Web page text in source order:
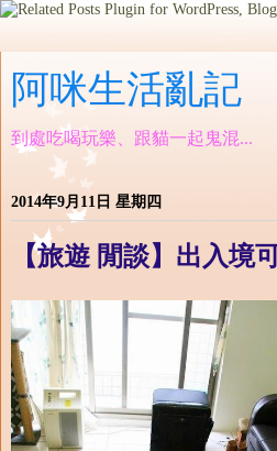
阿咪生活亂記
到處吃喝玩樂、跟貓一起鬼混...
2014年9月11日 星期四
【旅遊 閒談】出入境